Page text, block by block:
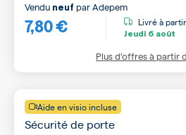
7,80 €
Vendu neuf parAdepem
Livré à
Jeudi 6 août
Plus d’offres à partir
Aide en visio incluse
Sécurité de porte